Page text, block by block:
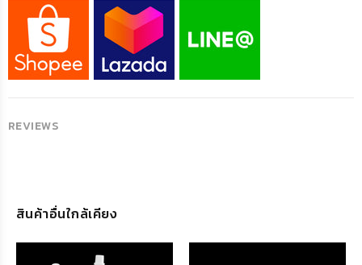
REVIEWS
สินค้าอื่นใกล้เคียง